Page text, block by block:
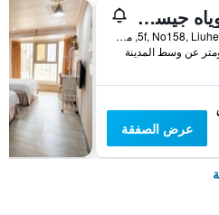
أهيروياه جيست هاوس إن كاوهسيونج - هوستل
5f, No158, Liuhe 1st Rd, مدينة كاوهسيونغ, تايوان
عرض الصفقة